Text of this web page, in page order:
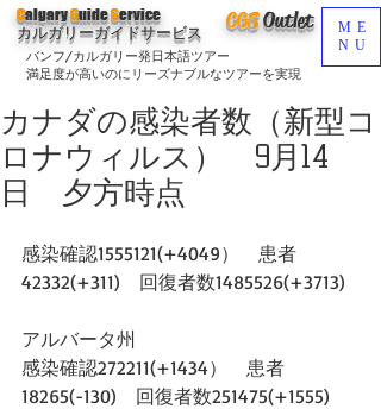
CGSOutlet
バンフ/カルガリー発日本語ツアー
満足度が高いのにリーズナブルなツアーを実現
CalgaryGuideService
カルガリーガイドサービス
ME
NU
カナダの感染者数（新型コ
ロナウィルス） 9月14
日 夕方時点
感染確認1555121(+4049）　患者
42332(+311)　回復者数1485526(+3713)
アルバータ州
感染確認272211(+1434）　患者
18265(-130)　回復者数251475(+1555)